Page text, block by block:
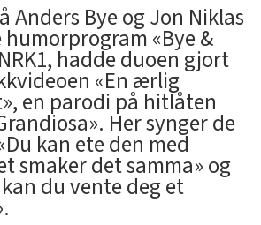
Anders Bye og Jon Niklas
«Bye &
hadde duoen gjort
«En ærlig
en parodi på hitlåten
Her synger de
kan ete den med
smaker det samma» og
du vente deg et